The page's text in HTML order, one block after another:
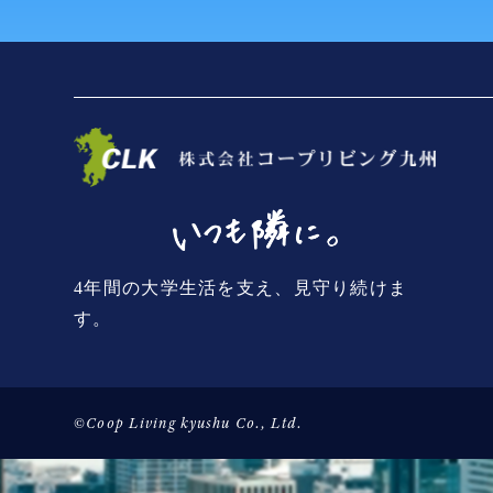
4年間の大学生活を支え、見守り続けま
す。
©Coop Living kyushu Co., Ltd.